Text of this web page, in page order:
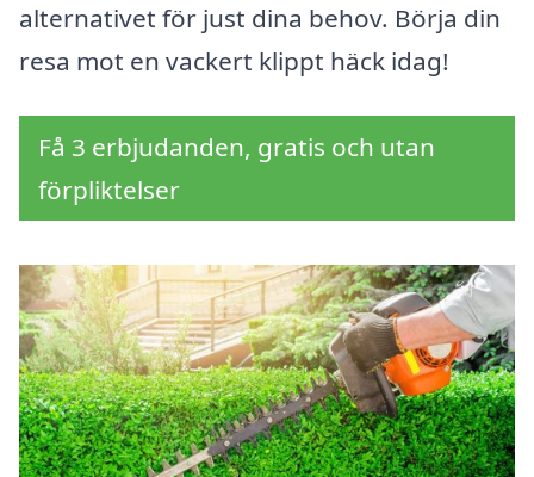
alternativet för just dina behov. Börja din
resa mot en vackert klippt häck idag!
Få 3 erbjudanden, gratis och utan
förpliktelser